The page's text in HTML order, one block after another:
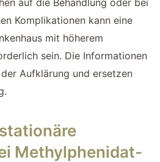
Komplikationen kann eine
mit höherem
sein. Die Informationen
Aufklärung und ersetzen
Methylphenidat-